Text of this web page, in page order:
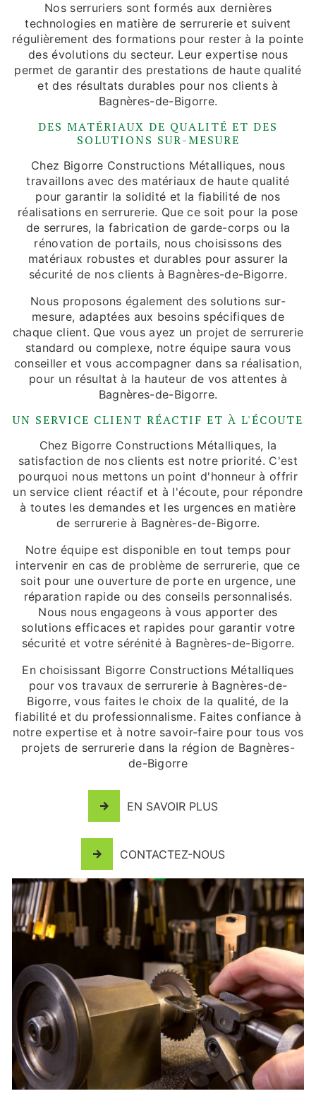
Nos serruriers sont formés aux dernières
technologies en matière de serrurerie et suivent
régulièrement des formations pour rester à la pointe
des évolutions du secteur. Leur expertise nous
permet de garantir des prestations de haute qualité
et des résultats durables pour nos clients à
Bagnères-de-Bigorre.
DES MATÉRIAUX DE QUALITÉ ET DES
SOLUTIONS SUR-MESURE
Chez Bigorre Constructions Métalliques, nous
travaillons avec des matériaux de haute qualité
pour garantir la solidité et la fiabilité de nos
réalisations en serrurerie. Que ce soit pour la pose
de serrures, la fabrication de garde-corps ou la
rénovation de portails, nous choisissons des
matériaux robustes et durables pour assurer la
sécurité de nos clients à Bagnères-de-Bigorre.
Nous proposons également des solutions sur-
mesure, adaptées aux besoins spécifiques de
chaque client. Que vous ayez un projet de serrurerie
standard ou complexe, notre équipe saura vous
conseiller et vous accompagner dans sa réalisation,
pour un résultat à la hauteur de vos attentes à
Bagnères-de-Bigorre.
UN SERVICE CLIENT RÉACTIF ET À L'ÉCOUTE
Chez Bigorre Constructions Métalliques, la
satisfaction de nos clients est notre priorité. C'est
pourquoi nous mettons un point d'honneur à offrir
un service client réactif et à l'écoute, pour répondre
à toutes les demandes et les urgences en matière
de serrurerie à Bagnères-de-Bigorre.
Notre équipe est disponible en tout temps pour
intervenir en cas de problème de serrurerie, que ce
soit pour une ouverture de porte en urgence, une
réparation rapide ou des conseils personnalisés.
Nous nous engageons à vous apporter des
solutions efficaces et rapides pour garantir votre
sécurité et votre sérénité à Bagnères-de-Bigorre.
En choisissant Bigorre Constructions Métalliques
pour vos travaux de serrurerie à Bagnères-de-
Bigorre, vous faites le choix de la qualité, de la
fiabilité et du professionnalisme. Faites confiance à
notre expertise et à notre savoir-faire pour tous vos
projets de serrurerie dans la région de Bagnères-
de-Bigorre
EN SAVOIR PLUS
CONTACTEZ-NOUS